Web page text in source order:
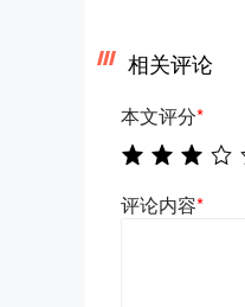
相关评论
本文评分*
评论内容*